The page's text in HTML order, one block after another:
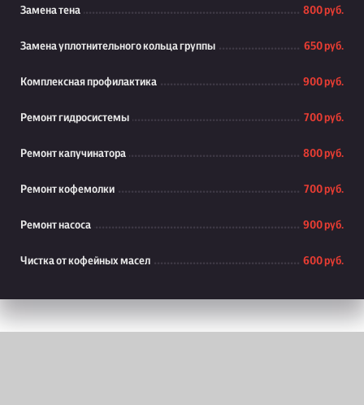
Замена тена 800 руб.
Замена уплотнительного кольца группы 650 руб.
Комплексная профилактика 900 руб.
Ремонт гидросистемы 700 руб.
Ремонт капучинатора 800 руб.
Ремонт кофемолки 700 руб.
Ремонт насоса 900 руб.
Чистка от кофейных масел 600 руб.